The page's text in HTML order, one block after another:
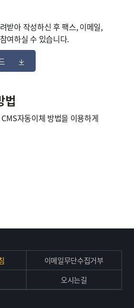
받아 작성하신 후 팩스, 이메일,
여하실 수 있습니다.
법
자동이체 방법을 이용하게
이메일무단수집거부
오시는길